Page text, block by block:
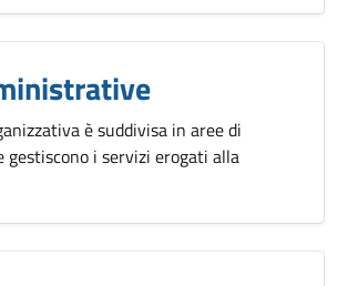
è suddivisa in aree di
gestiscono i servizi erogati alla